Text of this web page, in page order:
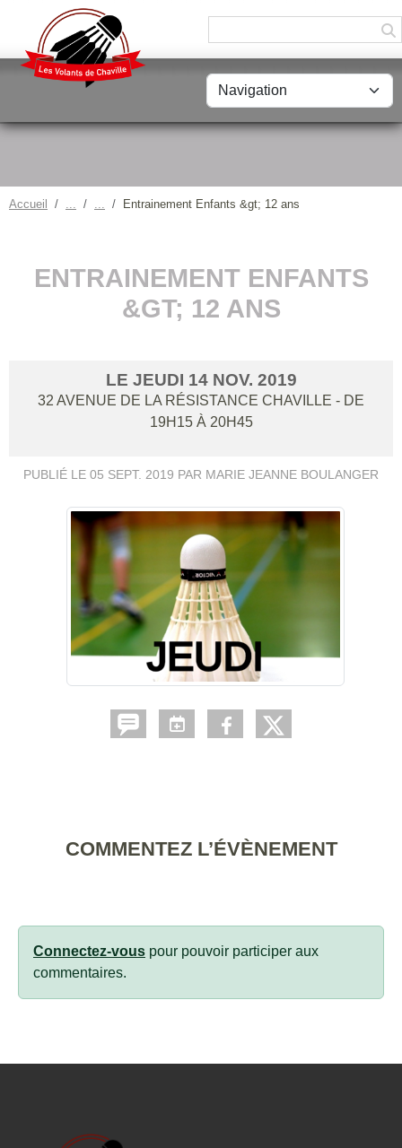
Accueil Entrainement Enfants &gt; 12 ans
ENTRAINEMENT ENFANTS
&GT; 12 ANS
LE JEUDI 14 NOV. 2019
32 AVENUE DE LA RÉSISTANCE CHAVILLE - DE
19H15 À 20H45
PUBLIÉ LE 05 SEPT. 2019 PAR MARIE JEANNE BOULANGER
COMMENTEZ L’ÉVÈNEMENT
Connectez-vous pour pouvoir participer aux
commentaires.
Panneau de gestion des cookies